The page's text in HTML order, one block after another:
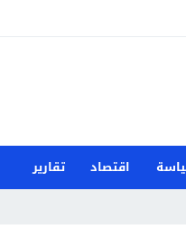
اقتصاد تقارير